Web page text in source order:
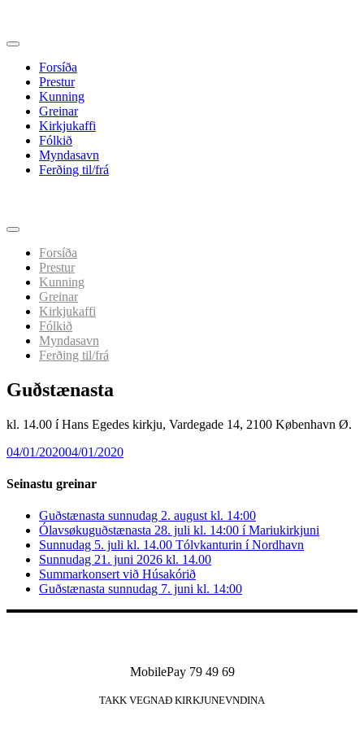
Forsíða
Prestur
Kunning
Greinar
Kirkjukaffi
Fólkið
Myndasavn
Ferðing til/frá
indhold
Forsíða
Prestur
Kunning
Greinar
Kirkjukaffi
Fólkið
Myndasavn
Ferðing til/frá
Guðstænasta
kl. 14.00 í Hans Egedes kirkju, Vardegade 14, 2100 København Ø.
04/01/202004/01/2020
Seinastu greinar
Guðstænasta sunnudag 2. august kl. 14:00
Ólavsøkuguðstænasta 28. juli kl. 14:00 í Mariukirkjuni
Sunnudag 5. juli kl. 14.00 Tólvkanturin í Nordhavn
Sunnudag 21. juni 2026 kl. 14.00
Summarkonsert við Húsakórið
Guðstænasta sunnudag 7. juni kl. 14:00
MobilePay 79 49 69
TAKK VEGNAÐ KIRKJUNEVNDINA